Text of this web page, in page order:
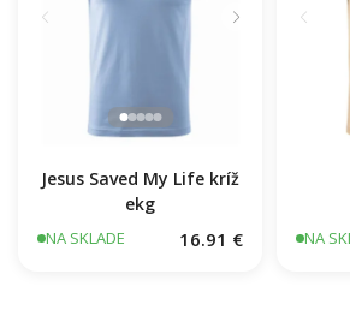
Jesus Saved My Life kríž
ekg
NA SKLADE 16.91 € NA